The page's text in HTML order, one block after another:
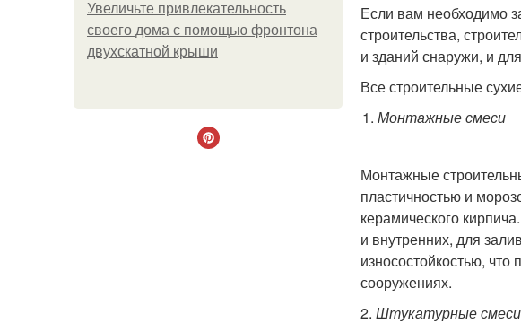
Увеличьте привлекательность
своего дома с помощью фронтона
двухскатной крыши
Если вам необходимо
строительства,
и зданий снаружи, и
Все строительные
Монтажные смеси
Монтажные
пластичностью и
керамического
и внутренних, для
износостойкостью,
сооружениях.
2. Штукатурные смеси